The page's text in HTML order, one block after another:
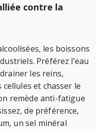
contre la
les boissons
Préférez l’eau
les reins,
et chasser le
remède anti-fatigue
de préférence,
un sel minéral